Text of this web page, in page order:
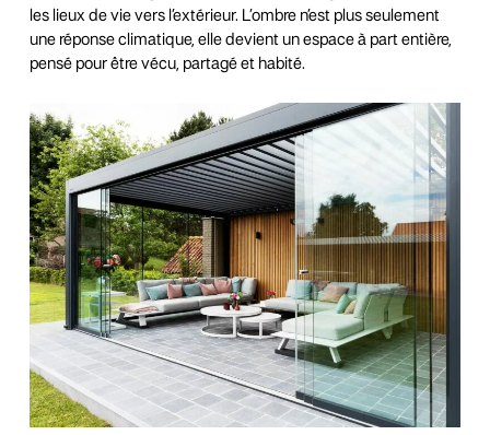
les lieux de vie vers l’extérieur. L’ombre n’est plus seulement
une réponse climatique, elle devient un espace à part entière,
pensé pour être vécu, partagé et habité.